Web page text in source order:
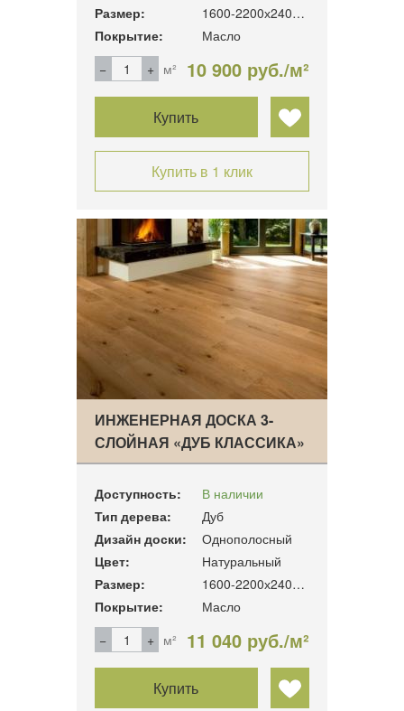
Размер:
1600-2200х240х19мм
Покрытие:
Масло
м²
10 900 руб./м²
Купить
Купить в 1 клик
ИНЖЕНЕРНАЯ ДОСКА 3-
СЛОЙНАЯ «ДУБ КЛАССИКА»
Доступность:
В наличии
Тип дерева:
Дуб
Дизайн доски:
Однополосный
Цвет:
Натуральный
Размер:
1600-2200х240х19мм
Покрытие:
Масло
м²
11 040 руб./м²
Купить